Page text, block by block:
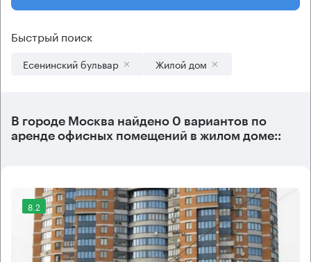
Быстрый поиск
Есенинский бульвар Жилой дом
В городе Москва найдено 0 вариантов по
аренде офисных помещений в жилом доме::
8.2